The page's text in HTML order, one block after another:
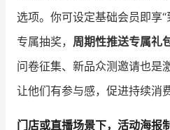
选项。你可设定基础会员即享
专属抽奖， 周期性推送专属礼
问卷征集、新品众测邀请也是
让他们有参与感，促进持续消费
门店或直播场景下，活动海报